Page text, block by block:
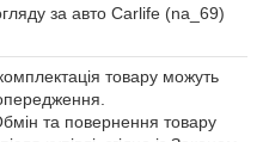
товару можуть
та повернення товару